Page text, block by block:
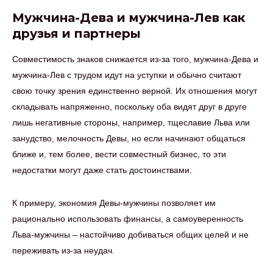
Мужчина-Дева и мужчина-Лев как
друзья и партнеры
Совместимость знаков снижается из-за того, мужчина-Дева и
мужчина-Лев с трудом идут на уступки и обычно считают
свою точку зрения единственно верной. Их отношения могут
складывать напряженно, поскольку оба видят друг в друге
лишь негативные стороны, например, тщеславие Льва или
занудство, мелочность Девы, но если начинают общаться
ближе и, тем более, вести совместный бизнес, то эти
недостатки могут даже стать достоинствами.
К примеру, экономия Девы-мужчины позволяет им
рационально использовать финансы, а самоуверенность
Льва-мужчины – настойчиво добиваться общих целей и не
переживать из-за неудач.